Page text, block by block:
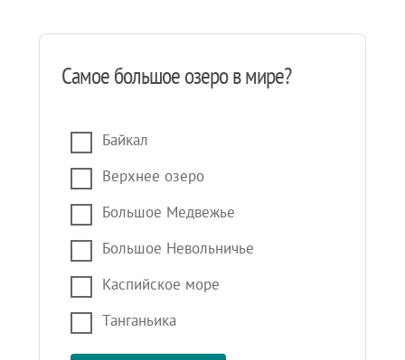
Самое большое озеро в мире?
Байкал
Верхнее озеро
Большое Медвежье
Большое Невольничье
Каспийское море
Танганьика